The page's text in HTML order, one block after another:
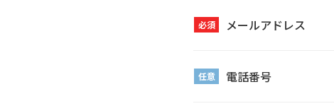
必須 メールアドレス
任意 電話番号